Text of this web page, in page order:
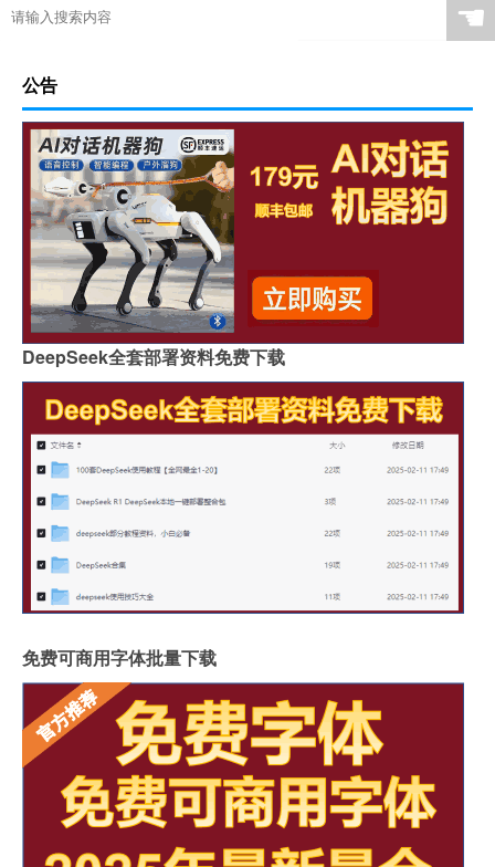
☚
公告
DeepSeek全套部署资料免费下载
免费可商用字体批量下载